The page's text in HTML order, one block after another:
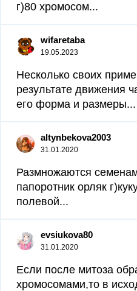
г)80 хромосом...
wifaretaba
19.05.2023
Несколько своих
результате движения
его форма и размеры...
altynbekova2003
31.01.2020
Размножаются
папоротник орляк
полевой...
evsiukova80
31.01.2020
Если после митоза
хромосомами,то в